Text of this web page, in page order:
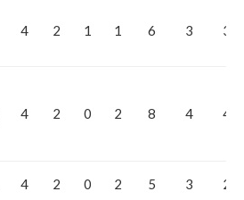
4 2 1 1 6 3 3
4 2 0 2 8 4 4
4 2 0 2 5 3 2